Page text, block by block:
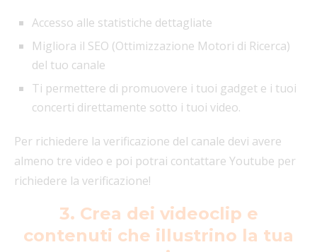
Accesso alle statistiche dettagliate
Migliora il SEO (Ottimizzazione Motori di Ricerca)
del tuo canale
Ti permettere di promuovere i tuoi gadget e i tuoi
concerti direttamente sotto i tuoi video.
Per richiedere la verificazione del canale devi avere
almeno tre video e poi potrai contattare Youtube per
richiedere la verificazione!
3. Crea dei videoclip e
contenuti che illustrino la tua